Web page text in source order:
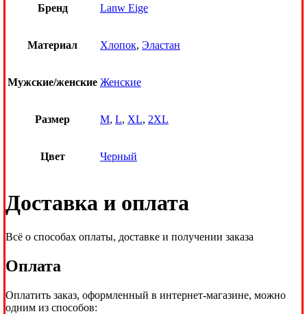
Бренд Lanw Eige
Материал Хлопок, Эластан
Мужские/женские Женские
Размер M, L, XL, 2XL
Цвет Черный
Доставка и оплата
Всё о способах оплаты, доставке и получении заказа
Оплата
Оплатить заказ, оформленный в интернет-магазине, можно
одним из способов: